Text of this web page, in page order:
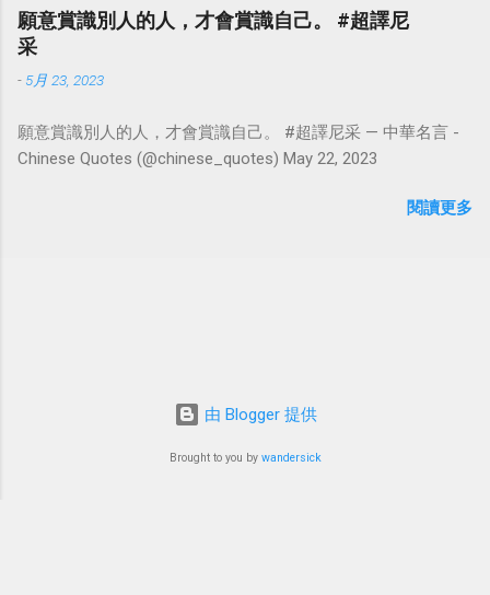
願意賞識別人的人，才會賞識自己。 #超譯尼
采
- 5月 23, 2023
願意賞識別人的人，才會賞識自己。 #超譯尼采 — 中華名言 -
Chinese Quotes (@chinese_quotes) May 22, 2023
閱讀更多
由 Blogger 提供
Brought to you by wandersick